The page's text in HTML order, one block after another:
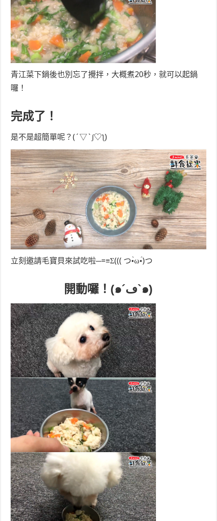
青江菜下鍋後也別忘了攪拌，大概煮20秒，就可以起鍋
囉！
完成了！
是不是超簡單呢？(´▽`ʃ♡ƪ)
立刻邀請毛寶貝來試吃啦─=≡Σ((( つ•̀ω•́)つ
開動囉！(๑´ڡ`๑)